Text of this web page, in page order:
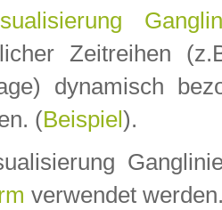
Zeitreihen
dynamisch
(Beispiel ).
verwendet